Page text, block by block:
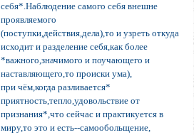
себя*.Наблюдение самого себя внешне
проявляемого
(поступки,действия,дела),то и узреть откуда
исходит и разделение себя,как более
*важного,значимого и поучающего и
наставляющего,то происки ума),
при чём,когда разливается*
приятность,тепло,удовольствие от
признания*,что сейчас и практикуется в
миру,то это и есть--самообольщение,